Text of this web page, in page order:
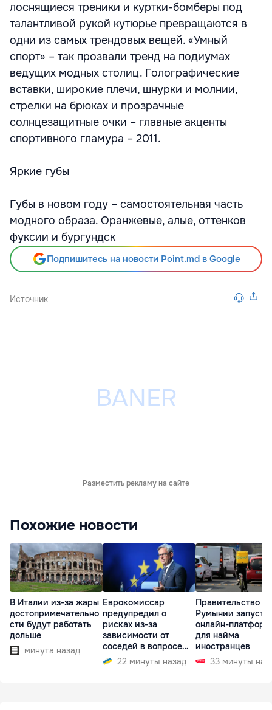
лоснящиеся треники и куртки-бомберы под
талантливой рукой кутюрье превращаются в
одни из самых трендовых вещей. «Умный
спорт» – так прозвали тренд на подиумах
ведущих модных столиц. Голографические
вставки, широкие плечи, шнурки и молнии,
стрелки на брюках и прозрачные
солнцезащитные очки – главные акценты
спортивного гламура – 2011.
Яркие губы
Губы в новом году – самостоятельная часть
модного образа. Оранжевые, алые, оттенков
фуксии и бургундск
Подпишитесь на новости Point.md в Google
Источник
Разместить рекламу на сайте
Похожие новости
В Италии из-за жары
достопримечательно
сти будут работать
дольше
минута назад
Еврокомиссар
предупредил о
рисках из-за
зависимости от
соседей в вопросе
границ22 минуты назад
Правительство
Румынии
онлайн-
для найма
иностранцев
33 минуты